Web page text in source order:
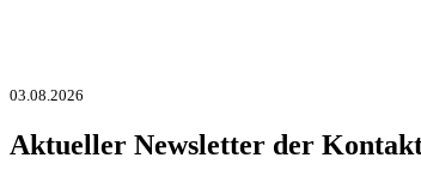
03.08.2026
Aktueller Newsletter der